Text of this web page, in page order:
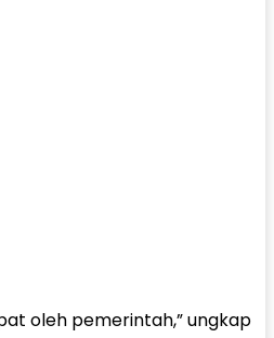
oleh pemerintah,” ungkap